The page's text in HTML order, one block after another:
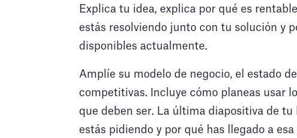
Explica tu idea, explica por qué es
estás resolviendo junto con tu solución y
disponibles actualmente.
Amplíe su modelo de negocio, el estado
competitivas. Incluye cómo planeas usar
que deben ser. La última diapositiva de
estás pidiendo y por qué has llegado a esa